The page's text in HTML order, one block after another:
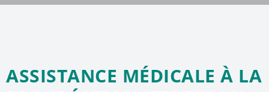
ASSISTANCE MÉDICALE À LA